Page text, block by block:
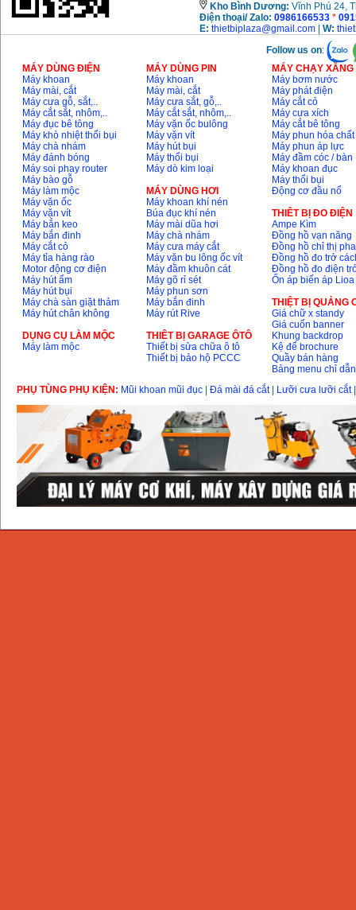
Kho Bình Dương: Vĩnh Phú 24,
Điện thoại/ Zalo: 0986166533 *
E: thietbiplaza@gmail.com W:
Follow us on:
MÁY DÙNG ĐIỆN
Máy khoan
Máy mài, cắt
Máy cưa gỗ, sắt,..
Máy cắt sắt, nhôm,..
Máy đục bê tông
Máy khò nhiệt thổi bụi
Máy chà nhám
Máy đánh bóng
Máy soi phay router
Máy bào gỗ
Máy làm mộc
Máy vặn ốc
Máy vặn vít
Máy bắn keo
Máy bắn đinh
Máy cắt cỏ
Máy tỉa hàng rào
Motor động cơ điện
Máy hút ẩm
Máy hút bụi
Máy chà sàn giặt thảm
Máy hút chân không
DỤNG CỤ LÀM MỘC
Máy làm mộc
MÁY DÙNG PIN
Máy khoan
Máy mài, cắt
Máy cưa sắt, gỗ,..
Máy cắt sắt, nhôm,..
Máy vặn ốc bulông
Máy vặn vít
Máy hút bụi
Máy thổi bụi
Máy dò kim loại
MÁY DÙNG HƠI
Máy khoan khí nén
Búa đục khí nén
Máy mài dũa hơi
Máy chà nhám
Máy cưa máy cắt
Máy vặn bu lông ốc vít
Máy đầm khuôn cát
Máy gõ rỉ sét
Máy phun sơn
Máy bắn đinh
Máy rút Rive
THIÊT BỊ GARAGE ÔTÔ
Thiết bị sửa chữa ô tô
Thiết bị bảo hộ PCCC
MÁY CHẠY
Máy bơm nước
Máy phát điện
Máy cắt cỏ
Máy cưa xích
Máy cắt bê tông
Máy phun hóa chất
Máy phun áp lực
Máy đầm cóc / bàn
Máy khoan đục
Máy thổi bụi
Động cơ đầu nổ
THIÊT BỊ ĐO ĐIỆN
Ampe Kìm
Đồng hồ vạn năng
Đồng hồ chỉ thị pha
Đồng hồ đo trở
Đồng hồ đo điện
Ổn áp biến áp Lioa
THIỆT BỊ QUẢNG
Giá chữ x standy
Giá cuốn banner
Khung backdrop
Kệ để brochure
Quầy bán hàng
Bảng menu chỉ dẫn
PHỤ TÙNG PHỤ KIỆN: Mũi khoan mũi đục Đá mài đá cắt| Lưỡi cưa lưỡi cắt